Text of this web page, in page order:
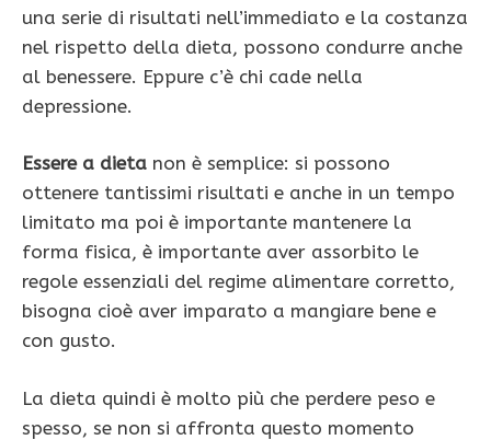
una serie di risultati nell’immediato e la costanza
nel rispetto della dieta, possono condurre anche
al benessere. Eppure c’è chi cade nella
depressione.
Essere a dieta non è semplice: si possono
ottenere tantissimi risultati e anche in un tempo
limitato ma poi è importante mantenere la
forma fisica, è importante aver assorbito le
regole essenziali del regime alimentare corretto,
bisogna cioè aver imparato a mangiare bene e
con gusto.
La dieta quindi è molto più che perdere peso e
spesso, se non si affronta questo momento